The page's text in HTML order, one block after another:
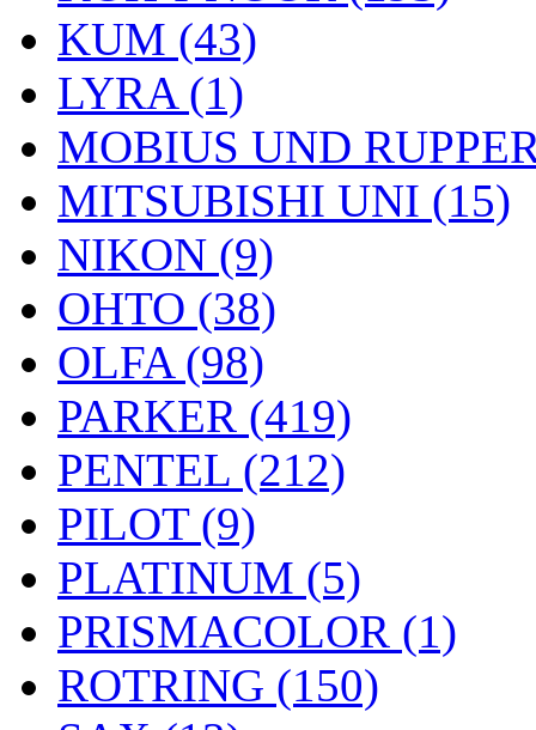
KUM (43)
LYRA (1)
MOBIUS UND
MITSUBISHI UNI (15)
NIKON (9)
OHTO (38)
OLFA (98)
PARKER (419)
PENTEL (212)
PILOT (9)
PLATINUM (5)
PRISMACOLOR (1)
ROTRING (150)